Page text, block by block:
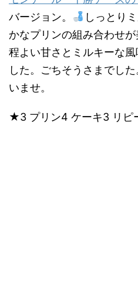
バージョン。
しっとり
かなプリンの組み合わせが
程よい甘さとミルキーな
した。ごちそうさまでし
いませ。
★3 プリン4 ケーキ3 リピ